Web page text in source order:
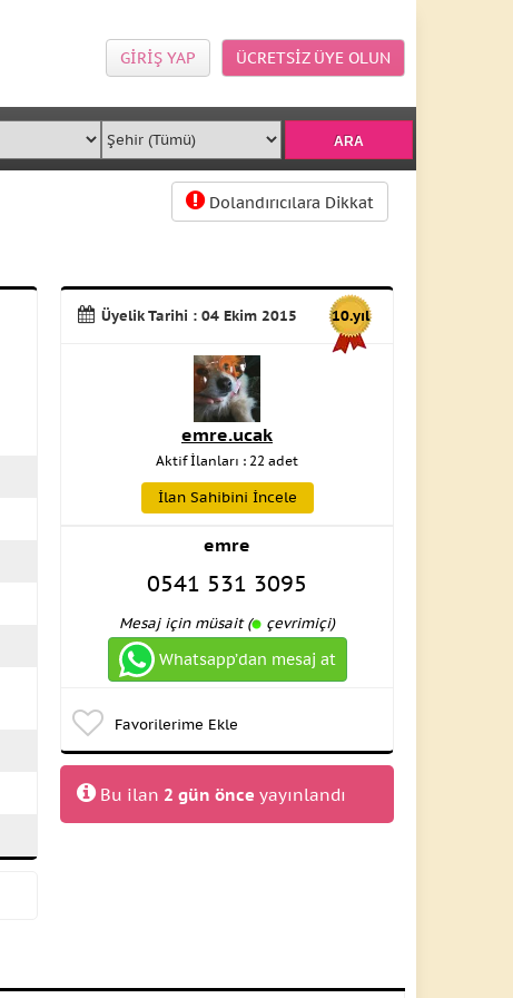
ÜCRETSİZ ÜYE OLUN
GİRİŞ YAP
Dolandırıcılara Dikkat
Üyelik Tarihi : 04 Ekim 2015 10.yıl
emre.ucak
Aktif İlanları : 22 adet
İlan Sahibini İncele
emre
0541 531 3095
Mesaj için müsait ( çevrimiçi)
Whatsapp’dan mesaj at
Favorilerime Ekle
Bu ilan 2 gün önce yayınlandı